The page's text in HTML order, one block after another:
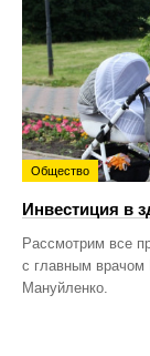
Общество
Инвестиция в
Рассмотрим все
с главным врачом
Мануйленко.